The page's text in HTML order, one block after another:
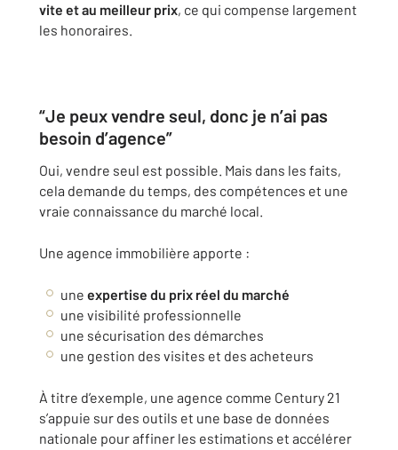
vite et au meilleur prix, ce qui compense largement
les honoraires.
“Je peux vendre seul, donc je n’ai pas
besoin d’agence”
Oui, vendre seul est possible. Mais dans les faits,
cela demande du temps, des compétences et une
vraie connaissance du marché local.
Une agence immobilière apporte :
une expertise du prix réel du marché
une visibilité professionnelle
une sécurisation des démarches
une gestion des visites et des acheteurs
À titre d’exemple, une agence comme Century 21
s’appuie sur des outils et une base de données
nationale pour affiner les estimations et accélérer